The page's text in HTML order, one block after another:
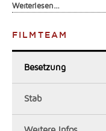
Weiterlesen…
FILMTEAM
Besetzung
Stab